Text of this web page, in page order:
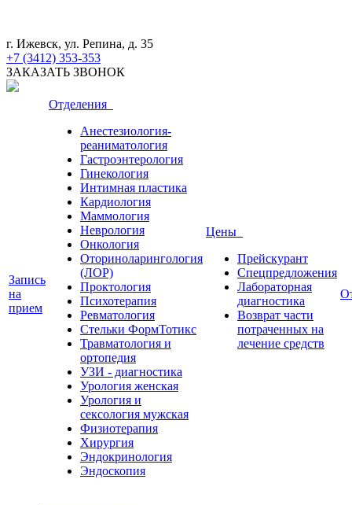
г. Ижевск, ул. Репина, д. 35
+7 (3412) 353-353
ЗАКАЗАТЬ ЗВОНОК
Запись
на
прием
Отделения
Анестезиология-
реаниматология
Гастроэнтерология
Гинекология
Интимная пластика
Кардиология
Маммология
Неврология
Онкология
Оториноларингология
(ЛОР)
Проктология
Психотерапия
Ревматология
Стельки ФормТотикс
Травматология и
ортопедия
УЗИ - диагностика
Урология женская
Урология и
сексология мужская
Физиoтepaпия
Хирургия
Эндокринология
Эндоскопия
Цены
Прейскурант
Спецпредложения
Лабораторная
диагностика
Возврат части
потраченных на
лечение средств